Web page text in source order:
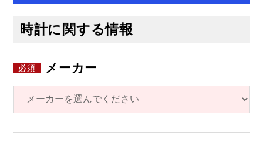
時計に関する情報
メーカー